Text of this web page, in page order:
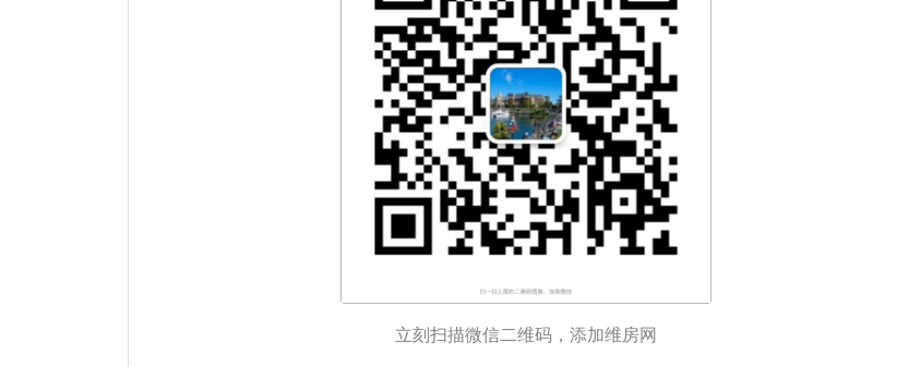
立刻扫描微信二维码，添加维房网